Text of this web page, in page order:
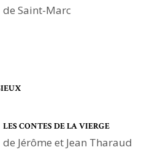
de Saint-Marc
LES CONTES DE LA VIERGE
de Jérôme et Jean Tharaud